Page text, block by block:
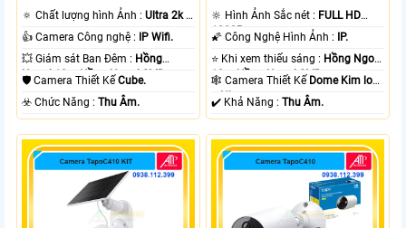
🔅 Chất lượng hình Ảnh :Ultra 2k +
.
👍 Camera Công nghệ : IP Wifi.
💥 Giám sát Ban Đêm : Hồng
Ngoại 10m Hồng Ngoại SMD.
🛡 Camera Thiết KếCube.
️☣️ Chức Năng :Thu Âm.
🔆 Hình Ảnh Sắc nét : FULL HD
1080P .
🌠 Công Nghệ Hình Ảnh : IP.
⭐ Khi xem thiếu sáng : Hồng Ngoại
10m Hồng Ngoại SMD.
🕸️ Camera Thiết Kế Dome Kim loại
+ Nhựa.
️✔️ Khả Năng :Thu Âm.